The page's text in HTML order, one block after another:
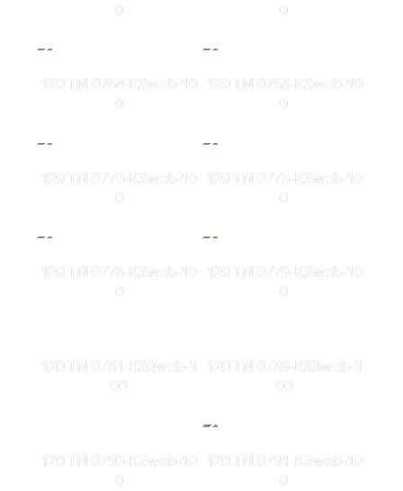
0
0
120 TN 0764-KSweb-10
0
120 TN 0768-KSweb-10
0
120 TN 0770-KSweb-10
0
120 TN 0775-KSweb-10
0
120 TN 0778-KSweb-10
0
120 TN 0779-KSweb-10
0
120 TN 0781-KS0web-1
00
120 TN 0789-KS3web-1
00
120 TN 0790-KSweb-10
0
120 TN 0791-KSweb-10
0